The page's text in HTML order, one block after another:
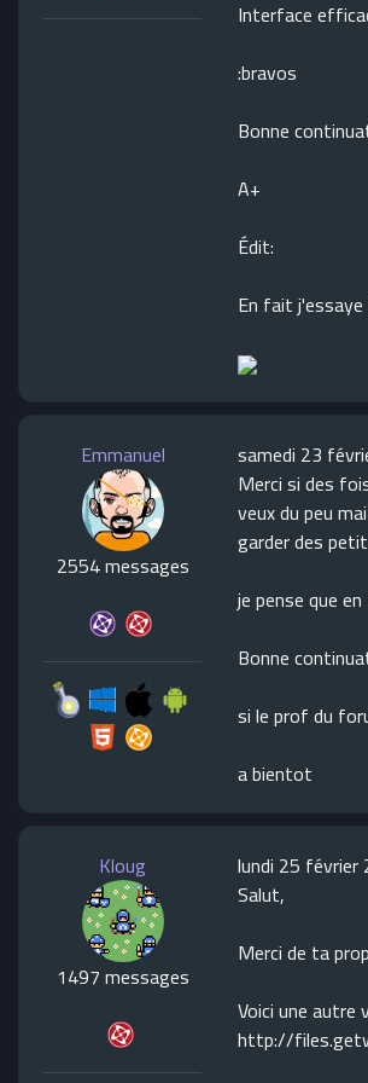
Interface
:bravos
Bonne
A+
Édit:
En fait
Emmanuel
2554 messages
samedi 23
Merci si des
veux du peu
garder des
je pense que
Bonne
si le prof du
a bientot
Kloug
1497 messages
lundi 25 février
Salut,
Merci de ta
Voici une autre
http://